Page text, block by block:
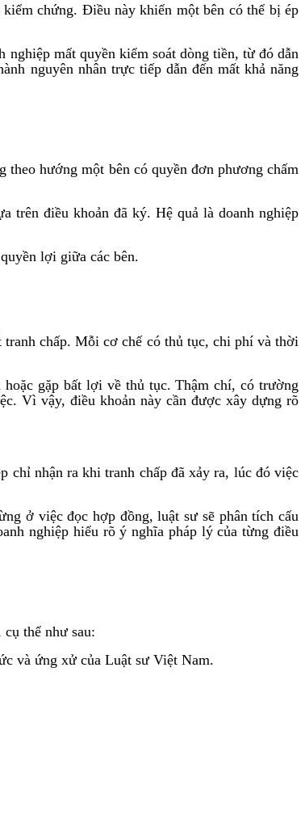
chứng. Điều này khiến một bên có thể bị ép
nghiệp mất quyền kiểm soát dòng tiền, từ đó dẫn
nguyên nhân trực tiếp dẫn đến mất khả năng
theo hướng một bên có quyền đơn phương chấm
trên điều khoản đã ký. Hệ quả là doanh nghiệp
lợi giữa các bên.
chấp. Mỗi cơ chế có thủ tục, chi phí và thời
gặp bất lợi về thủ tục. Thậm chí, có trường
Vì vậy, điều khoản này cần được xây dựng rõ
chỉ nhận ra khi tranh chấp đã xảy ra, lúc đó việc
ở việc đọc hợp đồng, luật sư sẽ phân tích cấu
nghiệp hiểu rõ ý nghĩa pháp lý của từng điều
thể như sau:
và ứng xử của Luật sư Việt Nam.